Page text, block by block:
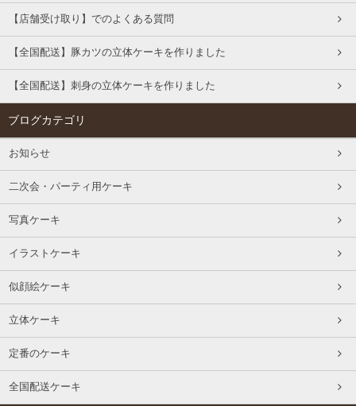
【店舗受け取り】でのよくある質問
【全国配送】豚カツの立体ケーキを作りました
【全国配送】刺身の立体ケーキを作りました
ブログカテゴリ
お知らせ
二次会・パーティ用ケーキ
写真ケーキ
イラストケーキ
似顔絵ケーキ
立体ケーキ
定番のケーキ
全国配送ケーキ